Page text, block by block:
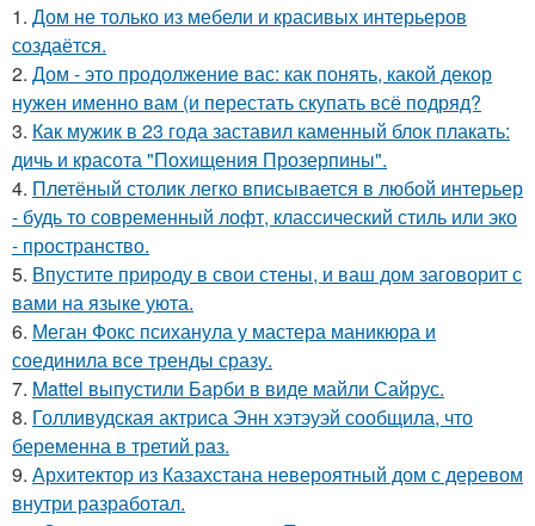
1. Дом не только из мебели и красивых интерьеров
создаётся.
2. Дом - это продолжение вас: как понять, какой декор
нужен именно вам (и перестать скупать всё подряд?
3. Как мужик в 23 года заставил каменный блок плакать:
дичь и красота "Похищения Прозерпины".
4. Плетёный столик легко вписывается в любой интерьер
- будь то современный лофт, классический стиль или эко
- пространство.
5. Впустите природу в свои стены, и ваш дом заговорит с
вами на языке уюта.
6. Меган Фокс психанула у мастера маникюра и
соединила все тренды сразу.
7. Mattel выпустили Барби в виде майли Сайрус.
8. Голливудская актриса Энн хэтэуэй сообщила, что
беременна в третий раз.
9. Архитектор из Казахстана невероятный дом с деревом
внутри разработал.